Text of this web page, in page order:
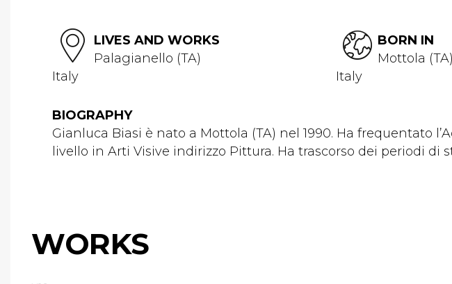
LIVES AND WORKS
Palagianello (TA)
Italy
BORN IN
Mottola (TA)
Italy
BIOGRAPHY
Gianluca Biasi è nato a Mottola (TA) nel 1990. Ha frequentato
livello in Arti Visive indirizzo Pittura. Ha trascorso dei periodi di
WORKS